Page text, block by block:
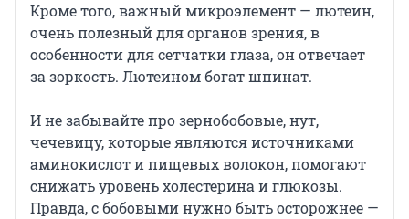
Кроме того, важный микроэлемент — лютеин,
очень полезный для органов зрения, в
особенности для сетчатки глаза, он отвечает
за зоркость. Лютеином богат шпинат.
И не забывайте про зернобобовые, нут,
чечевицу, которые являются источниками
аминокислот и пищевых волокон, помогают
снижать уровень холестерина и глюкозы.
Правда, с бобовыми нужно быть осторожнее —